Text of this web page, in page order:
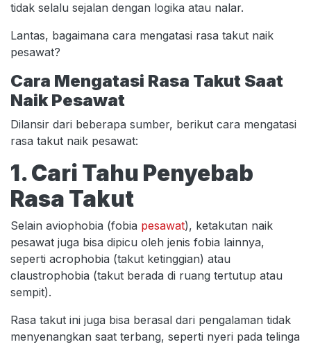
tidak selalu sejalan dengan logika atau nalar.
Lantas, bagaimana cara mengatasi rasa takut naik
pesawat?
Cara Mengatasi Rasa Takut Saat
Naik Pesawat
Dilansir dari beberapa sumber, berikut cara mengatasi
rasa takut naik pesawat:
1. Cari Tahu Penyebab
Rasa Takut
Selain aviophobia (fobia pesawat), ketakutan naik
pesawat juga bisa dipicu oleh jenis fobia lainnya,
seperti acrophobia (takut ketinggian) atau
claustrophobia (takut berada di ruang tertutup atau
sempit).
Rasa takut ini juga bisa berasal dari pengalaman tidak
menyenangkan saat terbang, seperti nyeri pada telinga